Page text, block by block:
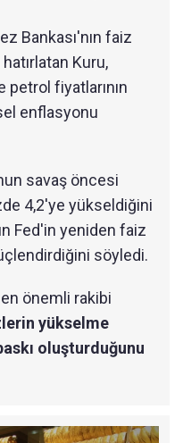
Bankası'nın faiz
Kuru,
petrol fiyatlarının
enflasyonu
savaş öncesi
4,2'ye yükseldiğini
Fed'in yeniden faiz
söyledi.
en önemli rakibi
yükselme
oluşturduğunu